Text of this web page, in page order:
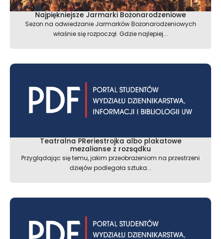
Najpiękniejsze Jarmarki Bożonarodzeniowe
Sezon na odwiedzanie Jarmarków Bożonarodzeniowych
właśnie się rozpoczął. Gdzie najlepiej...
Teatralna PReriestrojka albo plakatowe
mezalianse z rozsądku
Przyglądając się temu, jakim przeobrażeniom na przestrzeni
dziejów podlegała sztuka...